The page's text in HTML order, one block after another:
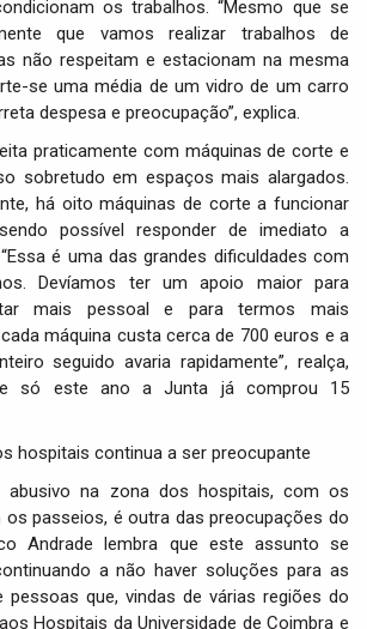
os trabalhos. “Mesmo que se
que vamos realizar trabalhos de
não respeitam e estacionam na mesma
se uma média de um vidro de um carro
despesa e preocupação”, explica.
praticamente com máquinas de corte e
sobretudo em espaços mais alargados.
há oito máquinas de corte a funcionar
possível responder de imediato a
é uma das grandes dificuldades com
Devíamos ter um apoio maior para
mais pessoal e para termos mais
máquina custa cerca de 700 euros e a
seguido avaria rapidamente”, realça,
só este ano a Junta já comprou 15
hospitais continua a ser preocupante
abusivo na zona dos hospitais, com os
passeios, é outra das preocupações do
Andrade lembra que este assunto se
a não haver soluções para as
pessoas que, vindas de várias regiões do
Hospitais da Universidade de Coimbra e